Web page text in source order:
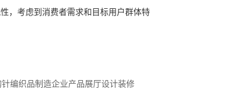
，考虑到消费者需求和目标用户群体特
编织品制造企业产品展厅设计装修